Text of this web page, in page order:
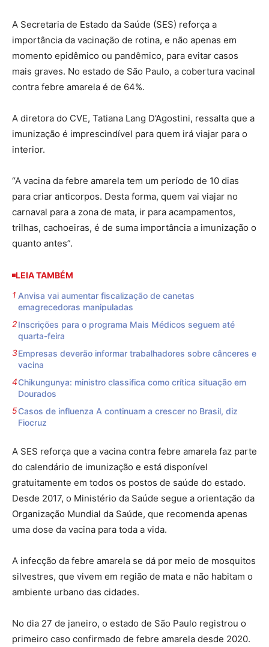
A Secretaria de Estado da Saúde (SES) reforça a
importância da vacinação de rotina, e não apenas em
momento epidêmico ou pandêmico, para evitar casos
mais graves. No estado de São Paulo, a cobertura vacinal
contra febre amarela é de 64%.
A diretora do CVE, Tatiana Lang D’Agostini, ressalta que a
imunização é imprescindível para quem irá viajar para o
interior.
“A vacina da febre amarela tem um período de 10 dias
para criar anticorpos. Desta forma, quem vai viajar no
carnaval para a zona de mata, ir para acampamentos,
trilhas, cachoeiras, é de suma importância a imunização o
quanto antes”.
LEIA TAMBÉM
Anvisa vai aumentar fiscalização de canetas
emagrecedoras manipuladas
Inscrições para o programa Mais Médicos seguem até
quarta-feira
Empresas deverão informar trabalhadores sobre cânceres e
vacina
Chikungunya: ministro classifica como crítica situação em
Dourados
Casos de influenza A continuam a crescer no Brasil, diz
Fiocruz
A SES reforça que a vacina contra febre amarela faz parte
do calendário de imunização e está disponível
gratuitamente em todos os postos de saúde do estado.
Desde 2017, o Ministério da Saúde segue a orientação da
Organização Mundial da Saúde, que recomenda apenas
uma dose da vacina para toda a vida.
A infecção da febre amarela se dá por meio de mosquitos
silvestres, que vivem em região de mata e não habitam o
ambiente urbano das cidades.
No dia 27 de janeiro, o estado de São Paulo registrou o
primeiro caso confirmado de febre amarela desde 2020.